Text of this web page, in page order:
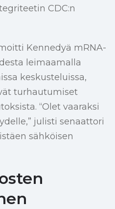
CDC:n
Kennedyä mRNA-
leimaamalla
keskusteluissa,
turhautumiset
“Olet vaaraksi
julisti senaattori
sähköisen